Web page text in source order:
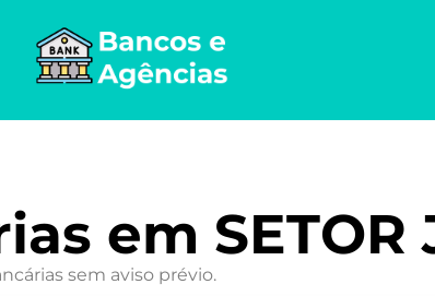
em SETOR
sem aviso prévio.